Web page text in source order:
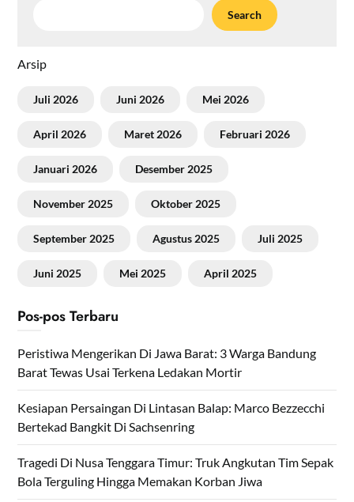
Search
Arsip
Juli 2026 Juni 2026 Mei 2026
April 2026 Maret 2026 Februari 2026
Januari 2026 Desember 2025
November 2025 Oktober 2025
September 2025 Agustus 2025 Juli 2025
Juni 2025 Mei 2025 April 2025
Pos-pos Terbaru
Peristiwa Mengerikan Di Jawa Barat: 3 Warga Bandung
Barat Tewas Usai Terkena Ledakan Mortir
Kesiapan Persaingan Di Lintasan Balap: Marco Bezzecchi
Bertekad Bangkit Di Sachsenring
Tragedi Di Nusa Tenggara Timur: Truk Angkutan Tim Sepak
Bola Terguling Hingga Memakan Korban Jiwa